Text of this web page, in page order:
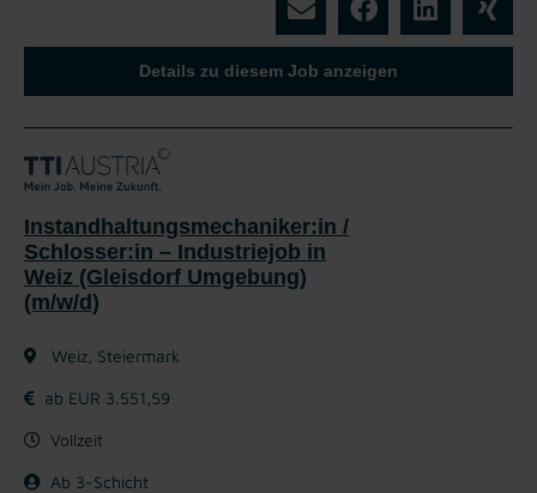
Details zu diesem Job anzeigen
Instandhaltungsmechaniker:in /
Schlosser:in – Industriejob in
Weiz (Gleisdorf Umgebung)
(m/w/d)
Weiz, Steiermark
ab EUR 3.551,59
Vollzeit
Ab 3-Schicht